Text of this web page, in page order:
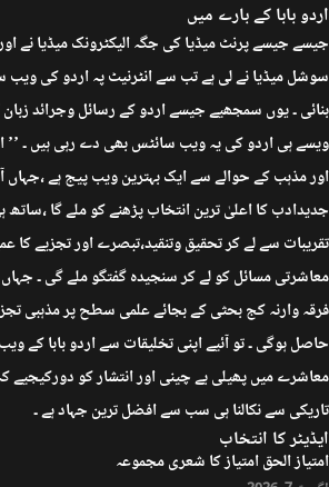
اردو بابا کے بارے میں
جیسے جیسے پرنٹ میڈیا کی جگہ الیکٹرونک میڈیا نے
سوشل میڈیا نے لی ہے تب سے انٹرنیٹ پہ اردو کی
بنائی ۔ یوں سمجھیے جیسے اردو کے رسائل وجرائد
ویسے ہی اردو کی یہ ویب سائٹس بھی دے رہی ہیں ۔ ’’
اور مذہب کے حوالے سے ایک بہترین ویب پیج ہے
جدیدادب کا اعلیٰ ترین انتخاب پڑھنے کو ملے گا
تقریبات سے لے کر تحقیق وتنقید،تبصرے اور تجزیے کا
معاشرتی مسائل کو لے کر سنجیدہ گفتگو ملے گی ۔
فرقہ وارنہ کج بحثی کے بجائے علمی سطح پر مذہبی
حاصل ہوگی ۔ تو آئیے اپنی تخلیقات سے اردو بابا کے
معاشرے میں پھیلی بے چینی اور انتشار کو
تاریکی سے نکالنا ہی سب سے افضل ترین جہاد ہے ۔
ایڈیٹر کا انتخاب
امتیاز الحق امتیاز کا شعری مجموعہ